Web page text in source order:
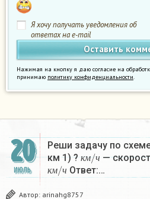
Я хочу получать уведомления об
ответах на e-mail
Нажимая на кнопку я даю согласие на
принимаю политику конфиденциальности.
20
ИЮЛЬ
Реши задачу по
км 1) ? км ч
км/
ч —
км ч
км/
ч Ответ:…
Автор: arinahg8757